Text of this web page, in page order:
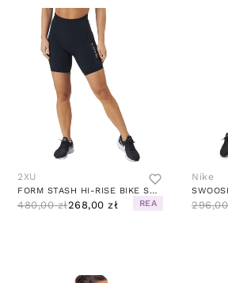
2XU
FORM STASH HI-RISE BIKE SHORT BLACK/BLACK
480,00 zł268,00 zł REA
Nike